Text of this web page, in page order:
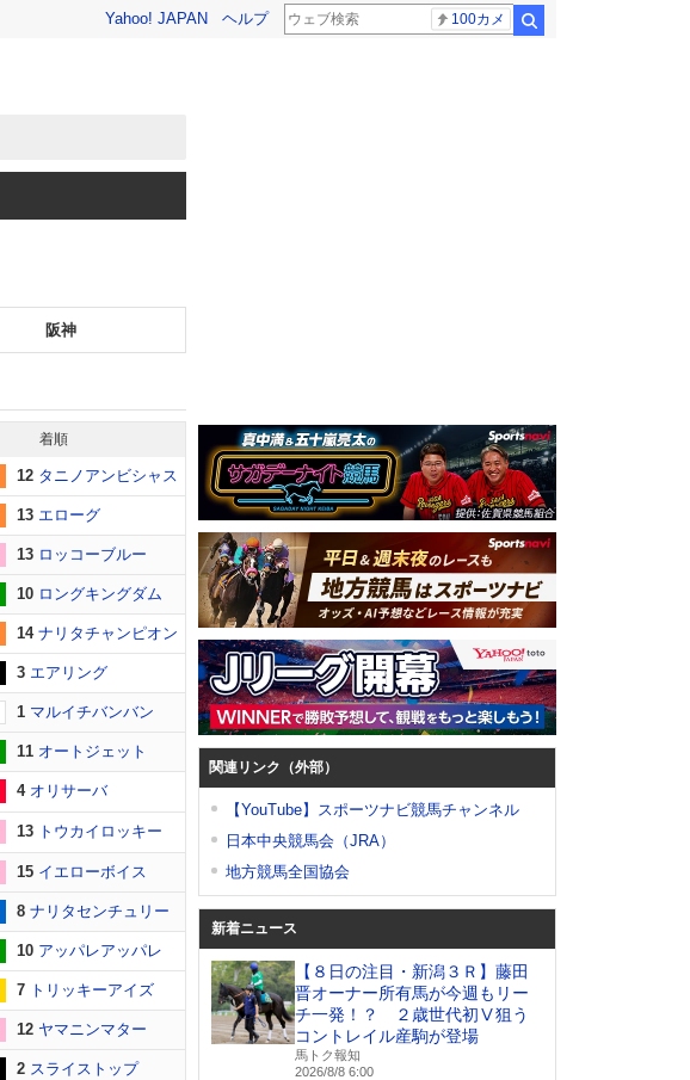
Yahoo! JAPAN ヘルプ 100カメ
阪神
着順
12 タニノアンビシャス
13 エローグ
13 ロッコーブルー
10 ロングキングダム
14 ナリタチャンピオン
3 エアリング
1 マルイチバンバン
11 オートジェット
4 オリサーバ
13 トウカイロッキー
15 イエローボイス
8 ナリタセンチュリー
10 アッパレアッパレ
7 トリッキーアイズ
12 ヤマニンマター
2 スライストップ
関連リンク（外部）
【YouTube】スポーツナビ競馬チャンネル
日本中央競馬会（JRA）
地方競馬全国協会
新着ニュース
【８日の注目・新潟３Ｒ】藤田
晋オーナー所有馬が今週もリー
チ一発！？ ２歳世代初Ⅴ狙う
コントレイル産駒が登場
馬トク報知
2026/8/8 6:00